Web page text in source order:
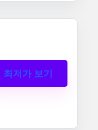
최저가 보기